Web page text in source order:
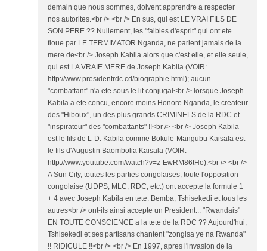
demain que nous sommes, doivent apprendre a respecter
nos autorites.<br /> <br /> En sus, qui est LE VRAI FILS DE
SON PERE ?? Nullement, les "faibles d'esprit" qui ont ete
floue par LE TERMIMATOR Nganda, ne parlent jamais de la
mere de<br /> Joseph Kabila alors que c'est elle, et elle seule,
qui est LA VRAIE MERE de Joseph Kabila (VOIR:
http://www.presidentrdc.cd/biographie.html); aucun
"combattant" n'a ete sous le lit conjugal<br /> lorsque Joseph
Kabila a ete concu, encore moins Honore Nganda, le createur
des "Hiboux", un des plus grands CRIMINELS de la RDC et
"inspirateur" des "combattants" !!<br /> <br /> Joseph Kabila
est le fils de L-D. Kabila comme Bokule-Mangubu Kaisala est
le fils d'Augustin Baombolia Kaisala (VOIR:
http://www.youtube.com/watch?v=z-EwRM86tHo).<br /> <br />
A Sun City, toutes les parties congolaises, toute l'opposition
congolaise (UDPS, MLC, RDC, etc.) ont accepte la formule 1
+ 4 avec Joseph Kabila en tete: Bemba, Tshisekedi et tous les
autres<br /> ont-ils ainsi accepte un President... "Rwandais"
EN TOUTE CONSCIENCE a la tete de la RDC ?? Aujourd'hui,
Tshisekedi et ses partisans chantent "zongisa ye na Rwanda"
!! RIDICULE !!<br /> <br /> En 1997, apres l'invasion de la